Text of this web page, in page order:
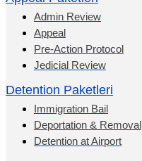
Admin Review
Appeal
Pre-Action Protocol
Jedicial Review
Detention Paketleri
Immigration Bail
Deportation & Removal
Detention at Airport